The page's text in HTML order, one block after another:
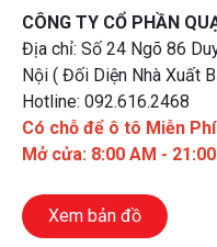
CÔNG TY CỔ PHẦN
Địa chỉ: Số 24 Ngõ 86
Nội ( Đối Diện Nhà Xuất
Hotline: 092.616.2468
Có chỗ để ô tô Miễn Phí
Mở cửa: 8:00 AM -
Xem bản đồ